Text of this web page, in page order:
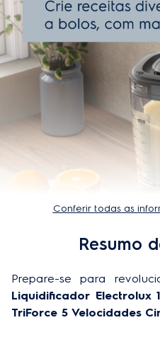
Código comercial - 220V
Frequência 220V
Capacidade da jarra
Livre de BPA
Lâminas removíveis
Conferir todas as
Resumo
Prepare-se para
Liquidificador Electrolux
TriForce 5 Velocidades